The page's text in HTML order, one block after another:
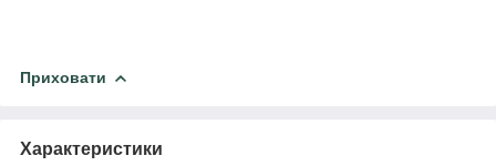
Приховати
Характеристики